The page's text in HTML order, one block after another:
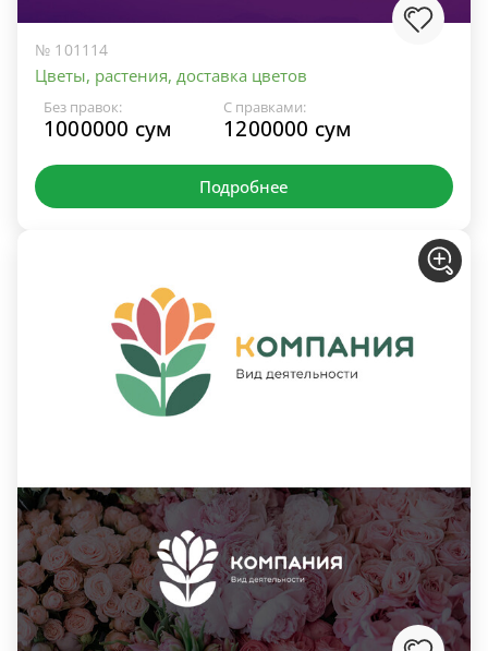
№ 101114
Цветы, растения, доставка цветов
Без правок:
1000000 сум
С правками:
1200000 сум
Подробнее